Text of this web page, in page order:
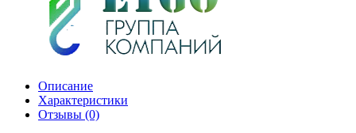
Описание
Характеристики
Отзывы (0)